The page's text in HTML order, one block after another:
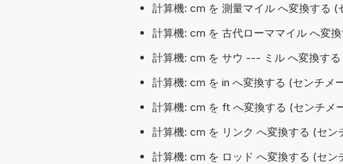
計算機: cm を 測量マイル へ変換する (
計算機: cm を 古代ローママイル へ変
計算機: cm を サウ --- ミル へ変換す
計算機: cm を in へ変換する (センチメ
計算機: cm を ft へ変換する (センチメ
計算機: cm を リンク へ変換する (セン
計算機: cm を ロッド へ変換する (セン